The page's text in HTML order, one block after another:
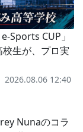
Sports CUP」
生が、プロ実
2026.08.06 12:40
Nunaのコラ